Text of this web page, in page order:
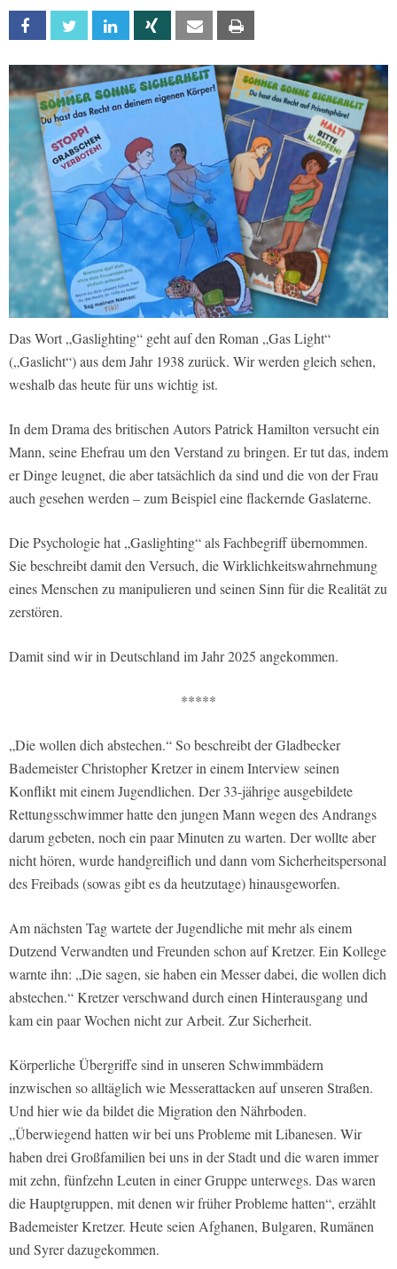
Facebook Twitter Linkedin Xing Email
Das Wort „Gaslighting“ geht auf den Roman „Gas Light“
(„Gaslicht“) aus dem Jahr 1938 zurück. Wir werden gleich sehen,
weshalb das heute für uns wichtig ist.
In dem Drama des britischen Autors Patrick Hamilton versucht ein
Mann, seine Ehefrau um den Verstand zu bringen. Er tut das, indem
er Dinge leugnet, die aber tatsächlich da sind und die von der Frau
auch gesehen werden – zum Beispiel eine flackernde Gaslaterne.
Die Psychologie hat „Gaslighting“ als Fachbegriff übernommen.
Sie beschreibt damit den Versuch, die Wirklichkeitswahrnehmung
eines Menschen zu manipulieren und seinen Sinn für die Realität zu
zerstören.
Damit sind wir in Deutschland im Jahr 2025 angekommen.
*****
„Die wollen dich abstechen.“ So beschreibt der Gladbecker
Bademeister Christopher Kretzer in einem Interview seinen
Konflikt mit einem Jugendlichen. Der 33-jährige ausgebildete
Rettungsschwimmer hatte den jungen Mann wegen des Andrangs
darum gebeten, noch ein paar Minuten zu warten. Der wollte aber
nicht hören, wurde handgreiflich und dann vom Sicherheitspersonal
des Freibads (sowas gibt es da heutzutage) hinausgeworfen.
Am nächsten Tag wartete der Jugendliche mit mehr als einem
Dutzend Verwandten und Freunden schon auf Kretzer. Ein Kollege
warnte ihn: „Die sagen, sie haben ein Messer dabei, die wollen dich
abstechen.“ Kretzer verschwand durch einen Hinterausgang und
kam ein paar Wochen nicht zur Arbeit. Zur Sicherheit.
Körperliche Übergriffe sind in unseren Schwimmbädern
inzwischen so alltäglich wie Messerattacken auf unseren Straßen.
Und hier wie da bildet die Migration den Nährboden.
„Überwiegend hatten wir bei uns Probleme mit Libanesen. Wir
haben drei Großfamilien bei uns in der Stadt und die waren immer
mit zehn, fünfzehn Leuten in einer Gruppe unterwegs. Das waren
die Hauptgruppen, mit denen wir früher Probleme hatten“, erzählt
Bademeister Kretzer. Heute seien Afghanen, Bulgaren, Rumänen
und Syrer dazugekommen.